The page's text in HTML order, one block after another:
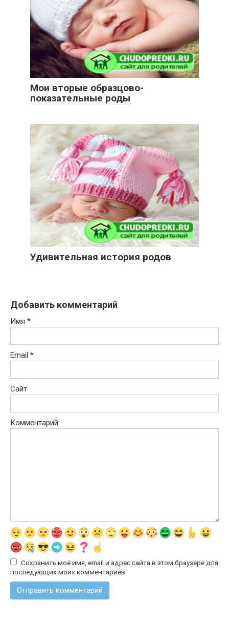
Мои вторые образцово-
показательные роды
Удивительная история родов
Добавить комментарий
Имя *
Email *
Сайт
Комментарий
Сохранить моё имя, email и адрес сайта в этом браузере для
последующих моих комментариев.